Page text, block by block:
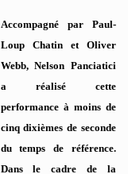
Accompagné par Paul-
Loup Chatin et Oliver
Webb, Nelson Panciatici
a réalisé cette
performance à moins de
cinq dixièmes de seconde
du temps de référence.
Dans le cadre de la